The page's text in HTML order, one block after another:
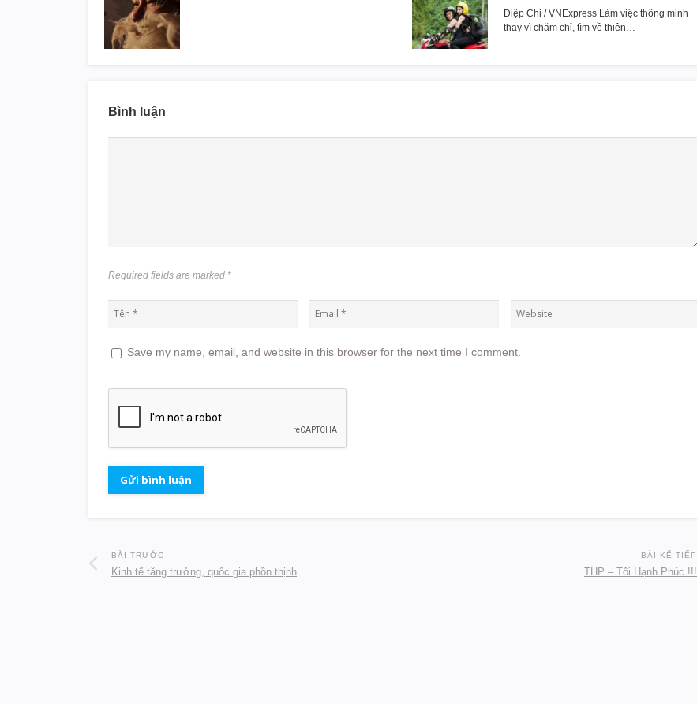
Diệp Chi / VNExpress Làm việc thông minh
thay vì chăm chỉ, tìm về thiên…
Bình luận
Required fields are marked *
Save my name, email, and website in this browser for the next time I comment.
BÀI TRƯỚC
Kinh tế tăng trưởng, quốc gia phồn thịnh
BÀI KẾ TIẾP
THP – Tôi Hạnh Phúc !!!